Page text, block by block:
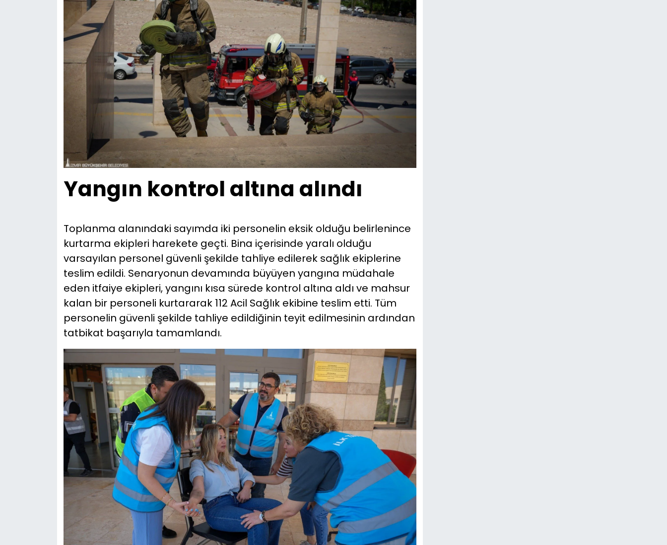
Yangın kontrol altına alındı
Toplanma alanındaki sayımda iki personelin eksik olduğu belirlenince
kurtarma ekipleri harekete geçti. Bina içerisinde yaralı olduğu
varsayılan personel güvenli şekilde tahliye edilerek sağlık ekiplerine
teslim edildi. Senaryonun devamında büyüyen yangına müdahale
eden itfaiye ekipleri, yangını kısa sürede kontrol altına aldı ve mahsur
kalan bir personeli kurtararak 112 Acil Sağlık ekibine teslim etti. Tüm
personelin güvenli şekilde tahliye edildiğinin teyit edilmesinin ardından
tatbikat başarıyla tamamlandı.